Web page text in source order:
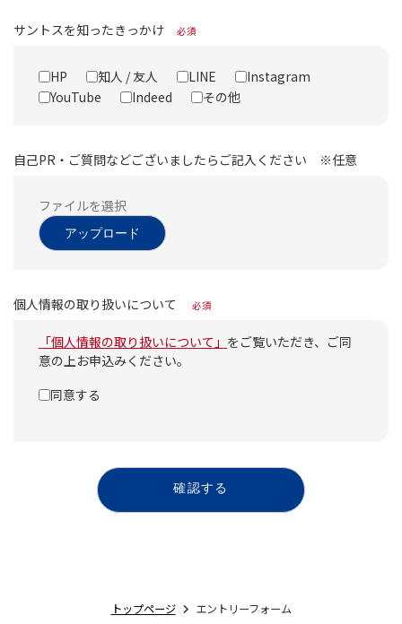
サントスを知ったきっかけ 必須
HP 知人 / 友人 LINE
Instagram
YouTube
Indeed その他
自己PR・ご質問などございましたらご記入ください ※任意
アップロード
個人情報の取り扱いについて 必須
「個人情報の取り扱いについて」 をご覧いただき、ご同
意の上お申込みください。
同意する
確認する
トップページ エントリーフォーム